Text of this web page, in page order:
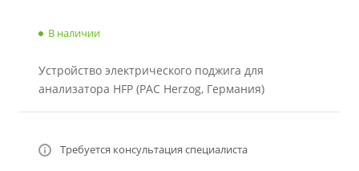
В наличии
Устройство электрического поджига для
анализатора HFP (PAC Herzog, Германия)
Требуется консультация специалиста